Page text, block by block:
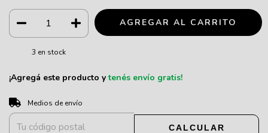
3 en stock
¡Agregá este producto ytenés envío gratis!
Entregas para el CP:
Medios de envío
CALCULAR